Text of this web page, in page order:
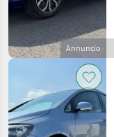
Annuncio